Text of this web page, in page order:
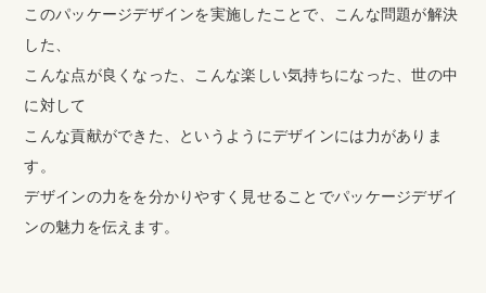
このパッケージデザインを実施したことで、こんな問題が解決
した、
こんな点が良くなった、こんな楽しい気持ちになった、世の中
に対して
こんな貢献ができた、というようにデザインには力がありま
す。
デザインの力をを分かりやすく見せることでパッケージデザイ
ンの魅力を伝えます。